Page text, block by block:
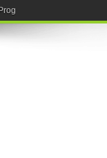
Daybreak di OpenAI